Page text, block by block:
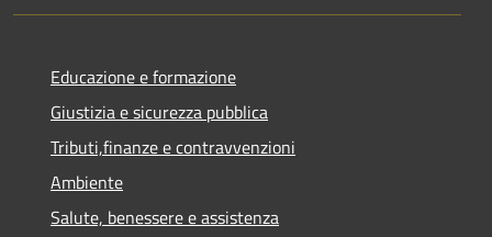
Educazione e formazione
Giustizia e sicurezza pubblica
Tributi,finanze e contravvenzioni
Ambiente
Salute, benessere e assistenza